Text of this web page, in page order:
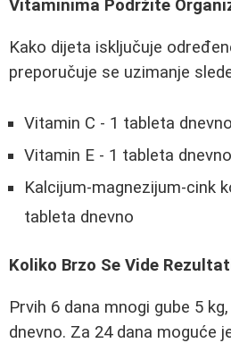
Vitaminima Podržite
Kako dijeta isključuje
preporučuje se uzimanje
Vitamin C - 1 tableta dnevno
Vitamin E - 1 tableta dnevno
Kalcijum-magnezijum-cink
tableta dnevno
Koliko Brzo Se Vide
Prvih 6 dana mnogi gube 5
dnevno. Za 24 dana moguće